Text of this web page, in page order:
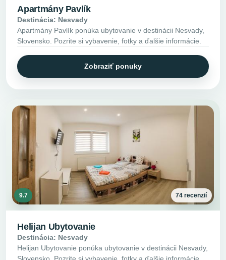
Apartmány Pavlík
Destinácia: Nesvady
Apartmány Pavlík ponúka ubytovanie v destinácii Nesvady,
Slovensko. Pozrite si vybavenie, fotky a ďalšie informácie.
Zobraziť ponuky
9.7 74 recenzií
Helijan Ubytovanie
Destinácia: Nesvady
Helijan Ubytovanie ponúka ubytovanie v destinácii Nesvady,